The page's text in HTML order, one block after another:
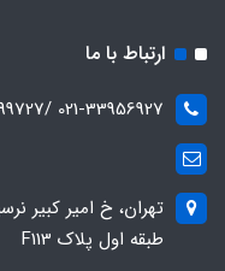
ارتباط با ما
021-33956927 /02133999727/ 0912-8531131
تهران، خ امیر کبیر
طبقه اول پلاک F113